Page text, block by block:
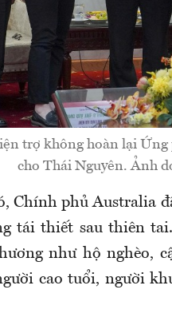
trợ không hoàn lại
cho Thái Nguyên. Ảnh
Chính phủ Australia
tái thiết sau thiên
như hộ nghèo,
cao tuổi, người